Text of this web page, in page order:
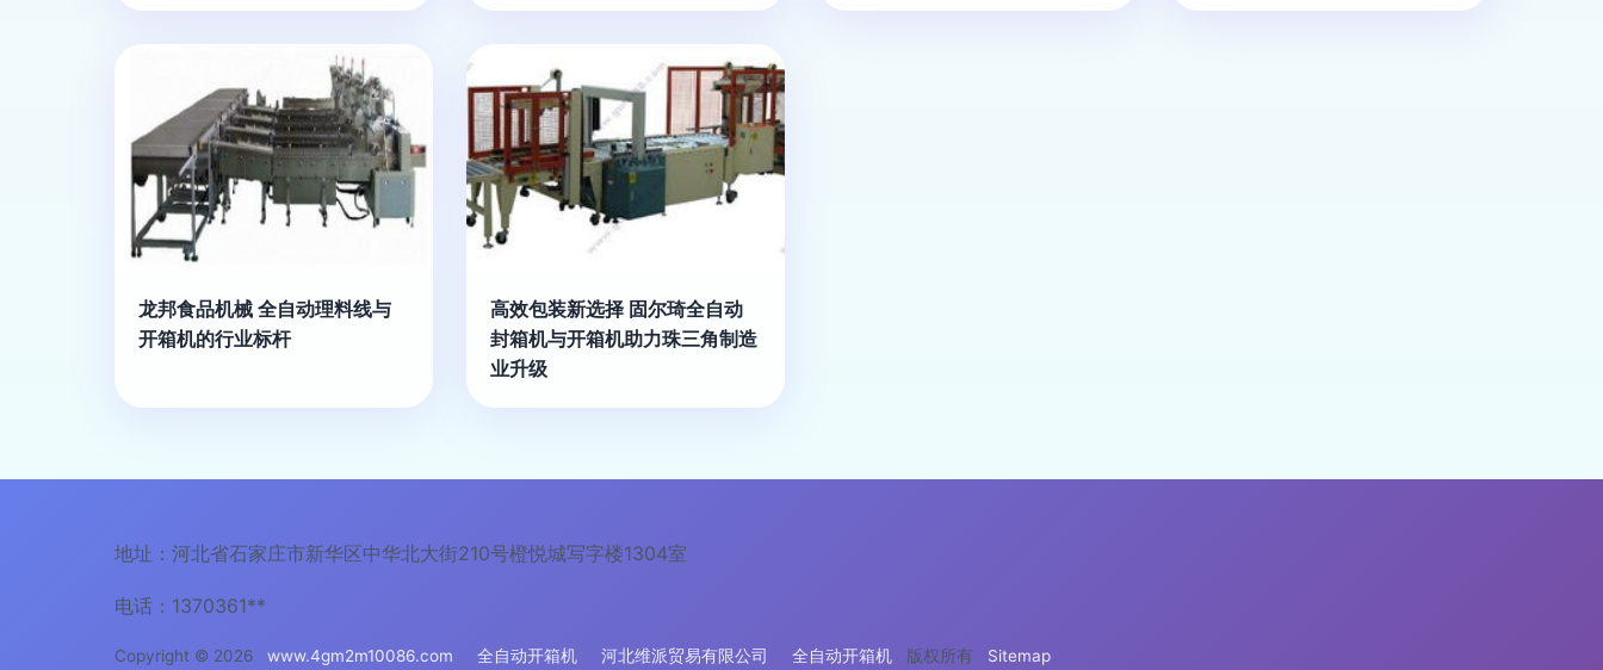
龙邦食品机械 全自动理料线与
开箱机的行业标杆
高效包装新选择 固尔琦全自动
封箱机与开箱机助力珠三角制造
业升级
地址：河北省石家庄市新华区中华北大街210号橙悦城写字楼1304室
电话：1370361**
Copyright © 2026 www.4gm2m10086.com 全自动开箱机 河北维派贸易有限公司 全自动开箱机 版权所有 Sitemap